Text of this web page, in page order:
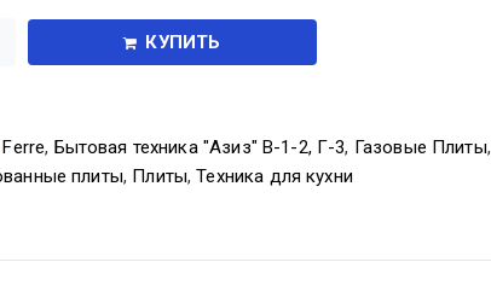
КУПИТЬ
Ferre, Бытовая техника "Азиз" В-1-2, Г-3, Газовые Плиты,
плиты, Плиты,Техника для кухни